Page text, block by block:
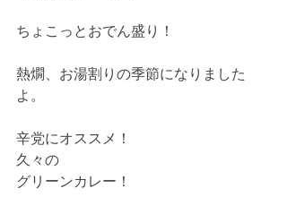
ちょこっとおでん盛り！
熱燗、お湯割りの季節になりました
よ。
辛党にオススメ！
久々の
グリーンカレー！